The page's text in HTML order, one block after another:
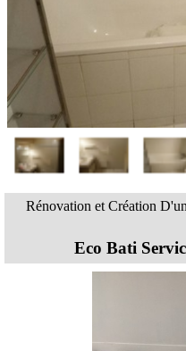
Rénovation et Création
Eco Bati